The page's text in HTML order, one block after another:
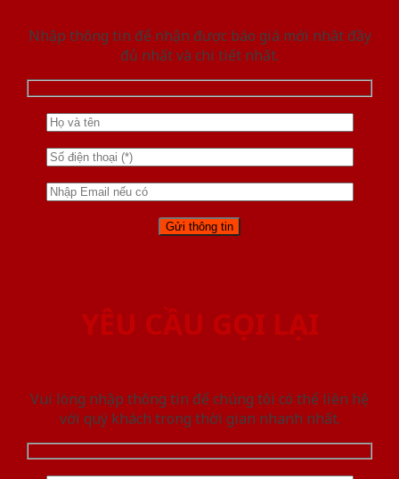
Nhập thông tin để nhận được báo giá mới nhât đầy
đủ nhất và chi tiết nhất.
YÊU CẦU GỌI LẠI
Vui lòng nhập thông tin để chúng tôi có thể liên hệ
với quý khách trong thời gian nhanh nhất.